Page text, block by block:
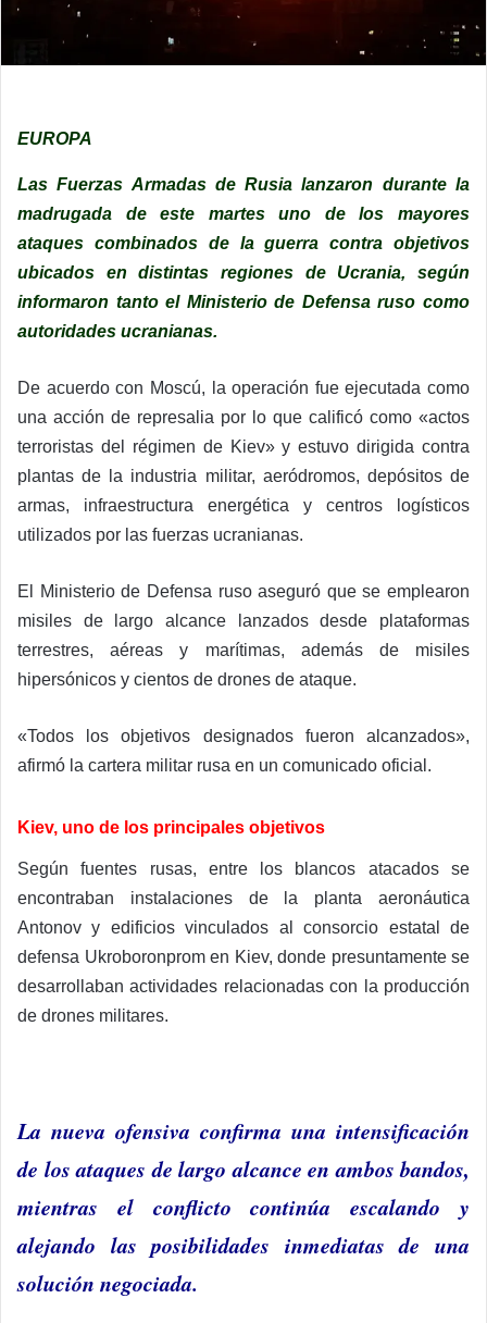
EUROPA
Las Fuerzas Armadas de Rusia lanzaron durante la
madrugada de este martes uno de los mayores
ataques combinados de la guerra contra objetivos
ubicados en distintas regiones de Ucrania, según
informaron tanto el Ministerio de Defensa ruso como
autoridades ucranianas.
De acuerdo con Moscú, la operación fue ejecutada como
una acción de represalia por lo que calificó como «actos
terroristas del régimen de Kiev» y estuvo dirigida contra
plantas de la industria militar, aeródromos, depósitos de
armas, infraestructura energética y centros logísticos
utilizados por las fuerzas ucranianas.
El Ministerio de Defensa ruso aseguró que se emplearon
misiles de largo alcance lanzados desde plataformas
terrestres, aéreas y marítimas, además de misiles
hipersónicos y cientos de drones de ataque.
«Todos los objetivos designados fueron alcanzados»,
afirmó la cartera militar rusa en un comunicado oficial.
Kiev, uno de los principales objetivos
Según fuentes rusas, entre los blancos atacados se
encontraban instalaciones de la planta aeronáutica
Antonov y edificios vinculados al consorcio estatal de
defensa Ukroboronprom en Kiev, donde presuntamente se
desarrollaban actividades relacionadas con la producción
de drones militares.
La nueva ofensiva confirma una intensificación
de los ataques de largo alcance en ambos bandos,
mientras el conflicto continúa escalando y
alejando las posibilidades inmediatas de una
solución negociada.